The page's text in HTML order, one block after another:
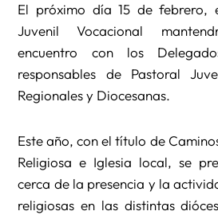
El próximo día 15 de febrero,
Juvenil Vocacional
encuentro con los
responsables de Pastoral
Regionales y Diocesanas.
Este año, con el título de
Religiosa e Iglesia local, se
cerca de la presencia y la
religiosas en las distintas